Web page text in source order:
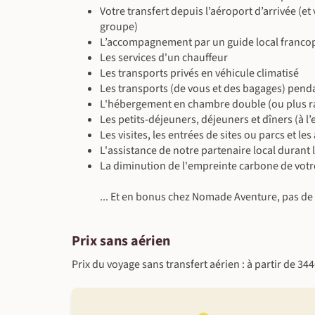
Votre transfert depuis l’aéroport d’arrivée
groupe)
L’accompagnement par un guide local
Les services d'un chauffeur
Les transports privés en véhicule climatisé
Les transports (de vous et des bagages)
L'hébergement en chambre double (ou plus
Les petits-déjeuners, déjeuners et dîners (à
Les visites, les entrées de sites ou parcs et
L'assistance de notre partenaire local durant
La diminution de l'empreinte carbone de
... Et en bonus chez Nomade Aventure, pas
Prix sans aérien
Prix du voyage sans transfert aérien : à partir de